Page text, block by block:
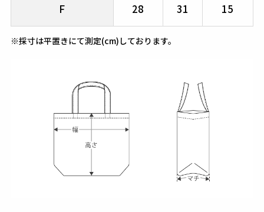
F 28 31 15
※採寸は平置きにて測定(cm)しております。